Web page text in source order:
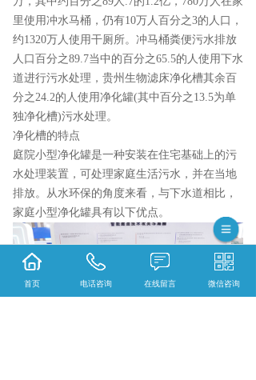
里使用冲水马桶，仍有10万人百分之3的人口，
约1320万人使用干厕所。冲马桶粪便污水排放
人口百分之89.7当中的百分之65.5的人使用下水
道进行污水处理，贵州生物滤床净化槽其余百
分之24.2的人使用净化罐(其中百分之13.5为单
独净化槽)污水处理。
净化槽的特点
庭院小型净化罐是一种安装在住宅基础上的污
水处理装置，可处理家庭生活污水，并在当地
排放。从水环保的角度来看，与下水道相比，
家庭小型净化罐具有以下优点。
首页 电话咨询 在线留言 微信咨询